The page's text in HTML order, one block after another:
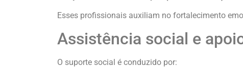
Esses profissionais auxiliam no fortalecimento
Assistência social e
O suporte social é conduzido por: